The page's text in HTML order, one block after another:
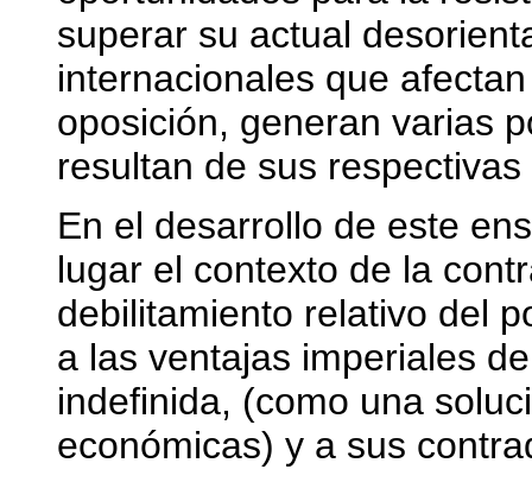
superar su actual
internacionales que
oposición, generan varias
resultan de sus
En el desarrollo de este
lugar el contexto de la
debilitamiento relativo del
a las ventajas imperiales
indefinida, (como una
económicas) y a sus